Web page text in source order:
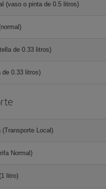
(vaso o pinta de 0.5 litros)
de 0.33 litros)
de 0.33 litros)
(Transporte Local)
Normal)
litro)